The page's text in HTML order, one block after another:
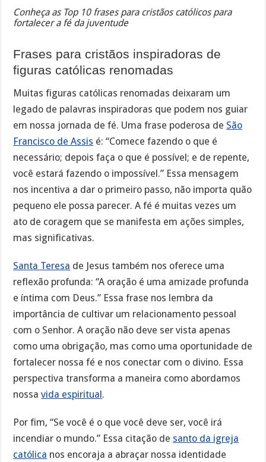
Conheça as Top 10 frases para cristãos católicos para
fortalecer a fé da juventude
Frases para cristãos inspiradoras de
figuras católicas renomadas
Muitas figuras católicas renomadas deixaram um
legado de palavras inspiradoras que podem nos guiar
em nossa jornada de fé. Uma frase poderosa de São
Francisco de Assis é: “Comece fazendo o que é
necessário; depois faça o que é possível; e de repente,
você estará fazendo o impossível.” Essa mensagem
nos incentiva a dar o primeiro passo, não importa quão
pequeno ele possa parecer. A fé é muitas vezes um
ato de coragem que se manifesta em ações simples,
mas significativas.
Santa Teresa de Jesus também nos oferece uma
reflexão profunda: “A oração é uma amizade profunda
e íntima com Deus.” Essa frase nos lembra da
importância de cultivar um relacionamento pessoal
com o Senhor. A oração não deve ser vista apenas
como uma obrigação, mas como uma oportunidade de
fortalecer nossa fé e nos conectar com o divino. Essa
perspectiva transforma a maneira como abordamos
nossavida espiritual.
Por fim, “Se você é o que você deve ser, você irá
incendiar o mundo.” Essa citação de santo da igreja
católica nos encoraja a abraçar nossa identidade